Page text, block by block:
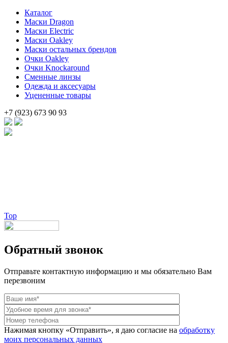
Каталог
Маски Dragon
Маски Electric
Маски Oakley
Маски остальных брендов
Очки Oakley
Очки Knockaround
Сменные линзы
Одежда и аксесуары
Уцененные товары
+7 (923) 673 90 93
Top
Обратный звонок
Отправьте контактную информацию и мы обязательно Вам
перезвоним
Нажимая кнопку «Отправить», я даю согласие на обработку
моих персональных данных